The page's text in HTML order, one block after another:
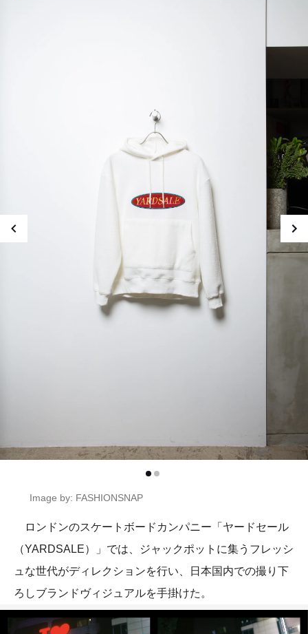
Image by: FASHIONSNAP
ロンドンのスケートボードカンパニー「ヤードセール
（YARDSALE）」では、ジャックポットに集うフレッシ
ュな世代がディレクションを行い、日本国内での撮り下
ろしブランドヴィジュアルを手掛けた。